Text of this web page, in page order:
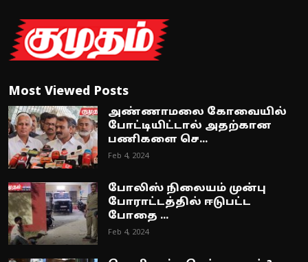
Most Viewed Posts
அண்ணாமலை கோவையில்
போட்டியிட்டால் அதற்கான
பணிகளை செ...
Feb 4, 2024
போலிஸ் நிலையம் முன்பு
போராட்டத்தில் ஈடுபட்ட
போதை ...
Feb 4, 2024